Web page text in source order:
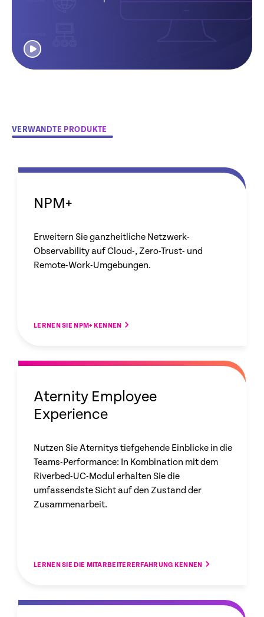
VERWANDTE PRODUKTE
NPM+
Erweitern Sie ganzheitliche Netzwerk-
Observability auf Cloud-, Zero-Trust- und
Remote-Work-Umgebungen.
LERNEN SIE NPM+ KENNEN
Aternity Employee
Experience
Nutzen Sie Aternitys tiefgehende Einblicke in die
Teams-Performance: In Kombination mit dem
Riverbed-UC-Modul erhalten Sie die
umfassendste Sicht auf den Zustand der
Zusammenarbeit.
LERNEN SIE DIE MITARBEITERERFAHRUNG KENNEN